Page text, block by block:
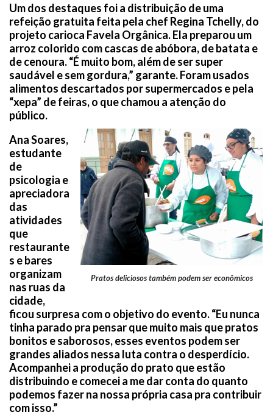
Um dos destaques foi a distribuição de uma
refeição gratuita feita pela chef Regina Tchelly, do
projeto carioca Favela Orgânica. Ela preparou um
arroz colorido com cascas de abóbora, de batata e
de cenoura. “É muito bom, além de ser super
saudável e sem gordura,” garante. Foram usados
alimentos descartados por supermercados e pela
“xepa” de feiras, o que chamou a atenção do
público.
Pratos deliciosos também podem ser econômicos
Ana Soares,
estudante
de
psicologia e
apreciadora
das
atividades
que
restaurante
s e bares
organizam
nas ruas da
cidade,
ficou surpresa com o objetivo do evento. “Eu nunca
tinha parado pra pensar que muito mais que pratos
bonitos e saborosos, esses eventos podem ser
grandes aliados nessa luta contra o desperdício.
Acompanhei a produção do prato que estão
distribuindo e comecei a me dar conta do quanto
podemos fazer na nossa própria casa pra contribuir
com isso.”